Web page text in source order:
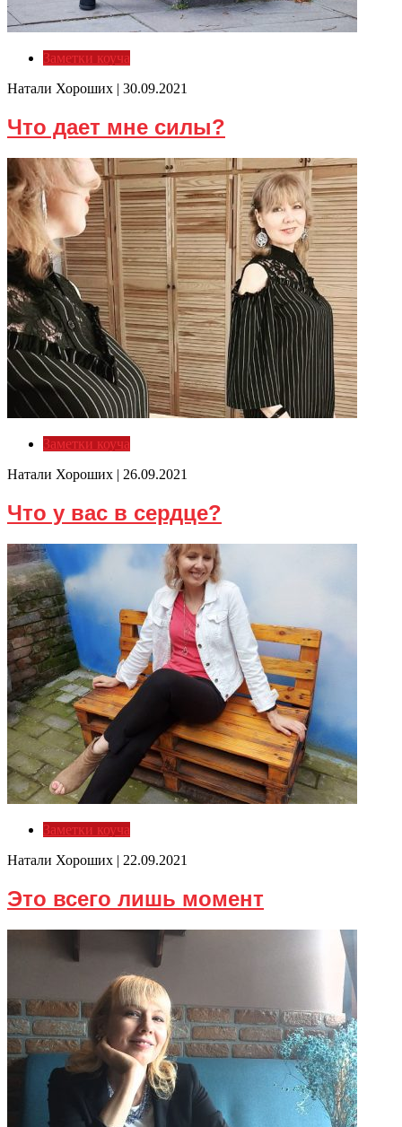
Заметки коуча
Натали Хороших | 30.09.2021
Что дает мне силы?
Заметки коуча
Натали Хороших | 26.09.2021
Что у вас в сердце?
Заметки коуча
Натали Хороших | 22.09.2021
Это всего лишь момент